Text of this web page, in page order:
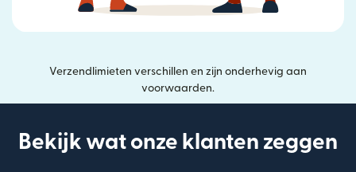
Verzendlimieten verschillen en zijn onderhevig aan
voorwaarden.
Bekijk wat onze klanten zeggen